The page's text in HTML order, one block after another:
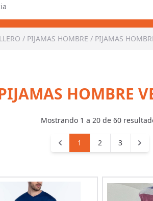
/ PIJAMAS HOMBRE / PIJAMAS
HOMBRE
Mostrando 1 a 20 de 60
1 2 3